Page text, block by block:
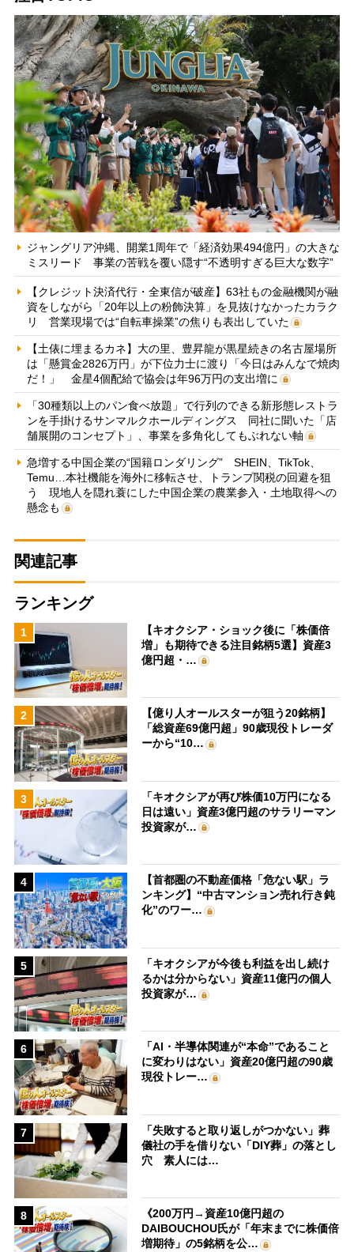
ジャングリア沖縄、開業1周年で「経済効果494億円」の大きな
ミスリード 事業の苦戦を覆い隠す“不透明すぎる巨大な数字”
【クレジット決済代行・全東信が破産】63社もの金融機関が融
資をしながら「20年以上の粉飾決算」を見抜けなかったカラク
リ 営業現場では“自転車操業”の焦りも表出していた
【土俵に埋まるカネ】大の里、豊昇龍が黒星続きの名古屋場所
は「懸賞金2826万円」が下位力士に渡り「今日はみんなで焼肉
だ！」 金星4個配給で協会は年96万円の支出増に
「30種類以上のパン食べ放題」で行列のできる新形態レストラ
ンを手掛けるサンマルクホールディングス 同社に聞いた「店
舗展開のコンセプト」、事業を多角化してもぶれない軸
急増する中国企業の“国籍ロンダリング” SHEIN、TikTok、
Temu…本社機能を海外に移転させ、トランプ関税の回避を狙
う 現地人を隠れ蓑にした中国企業の農業参入・土地取得への
懸念も
関連記事
ランキング
1
【キオクシア・ショック後に「株価倍
増」も期待できる注目銘柄5選】資産3
億円超・…
2
【億り人オールスターが狙う20銘柄】
「総資産69億円超」90歳現役トレーダ
ーから“10…
3
「キオクシアが再び株価10万円になる
日は遠い」資産3億円超のサラリーマン
投資家が…
4
【首都圏の不動産価格「危ない駅」ラ
ンキング】“中古マンション売れ行き鈍
化”のワー…
5
「キオクシアが今後も利益を出し続け
るかは分からない」資産11億円の個人
投資家が…
6
「AI・半導体関連が“本命”であること
に変わりはない」資産20億円超の90歳
現役トレー…
7
「失敗すると取り返しがつかない」葬
儀社の手を借りない「DIY葬」の落とし
穴 素人には…
8
《200万円→資産10億円超の
DAIBOUCHOU氏が「年末までに株価倍
増期待」の5銘柄を公…